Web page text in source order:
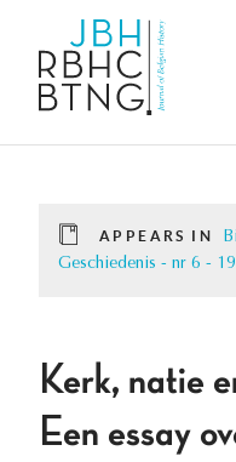
APPEARS IN
Geschiedenis - nr 6 -
Kerk, natie
Een essay